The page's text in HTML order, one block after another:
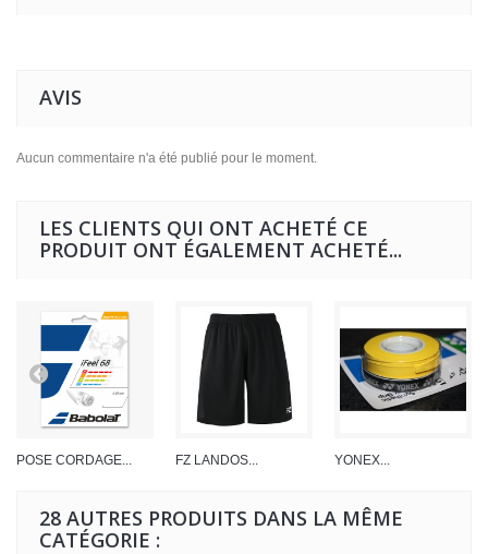
AVIS
Aucun commentaire n'a été publié pour le moment.
LES CLIENTS QUI ONT ACHETÉ CE
PRODUIT ONT ÉGALEMENT ACHETÉ...
POSE CORDAGE... FZ LANDOS... YONEX...
28 AUTRES PRODUITS DANS LA MÊME
CATÉGORIE :